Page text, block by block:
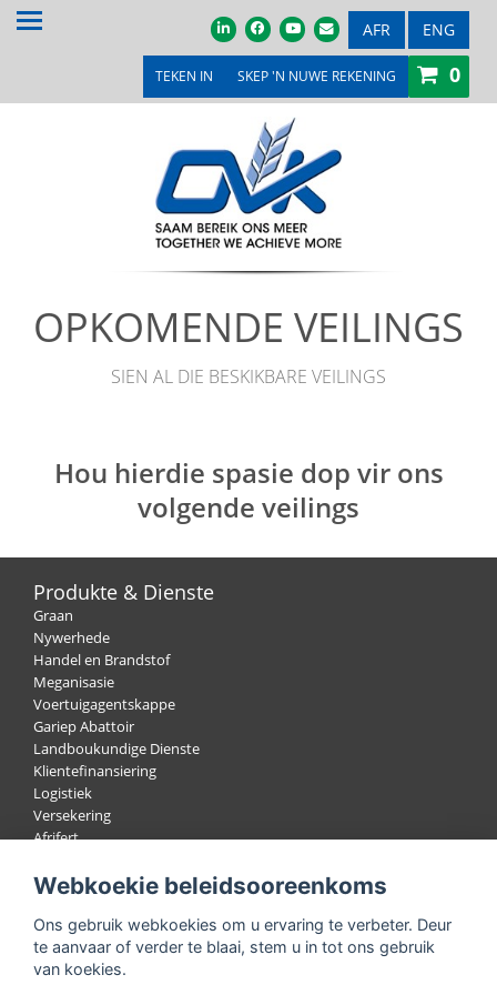
AFR ENG
TEKEN IN SKEP 'N NUWE REKENING 0
TUIS
PROMOSIES & KOMPETISIES
VEILINGS & TENDERS
KONTAK ONS
OPKOMENDE VEILINGS
SIEN AL DIE BESKIKBARE VEILINGS
Hou hierdie spasie dop vir ons
volgende veilings
Produkte & Dienste
Graan
Nywerhede
Handel en Brandstof
Meganisasie
Voertuigagentskappe
Gariep Abattoir
Landboukundige Dienste
Klientefinansiering
Logistiek
Versekering
Afrifert
Bokhaar
Veilings
Webkoekie beleidsooreenkoms
Ons gebruik webkoekies om u ervaring te verbeter. Deur
te aanvaar of verder te blaai, stem u in tot ons gebruik
van koekies.